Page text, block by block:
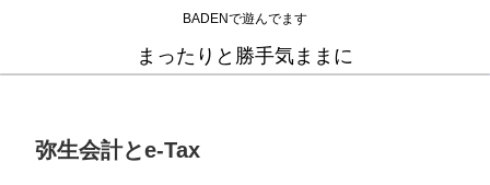
BADENで遊んでます
まったりと勝手気ままに
弥生会計とe-Tax